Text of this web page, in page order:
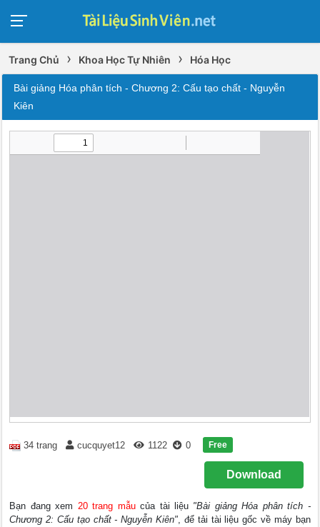
Trang Chủ › Khoa Học Tự Nhiên › Hóa Học
Bài giảng Hóa phân tích - Chương 2: Cấu tạo chất - Nguyễn
Kiên
34 trang cucquyet12 1122 0 Free
Download
Bạn đang xem 20 trang mẫucủa tài liệu "Bài giảng Hóa phân tích -
Chương 2: Cấu tạo chất - Nguyễn Kiên", để tải tài liệu gốc về máy bạn